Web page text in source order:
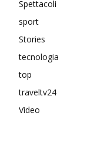
Spettacoli
sport
Stories
tecnologia
top
traveltv24
Video